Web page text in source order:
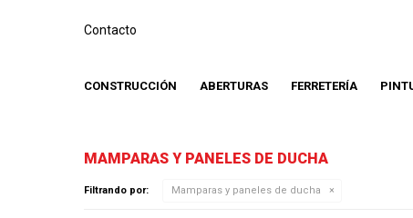
CONSTRUCCIÓN ABERTURAS FERRETERÍA
Contacto
MAMPARAS Y PANELES DE DUCHA
Filtrando por: Mamparas y paneles de ducha